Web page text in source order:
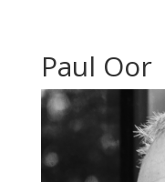
Paul Oor